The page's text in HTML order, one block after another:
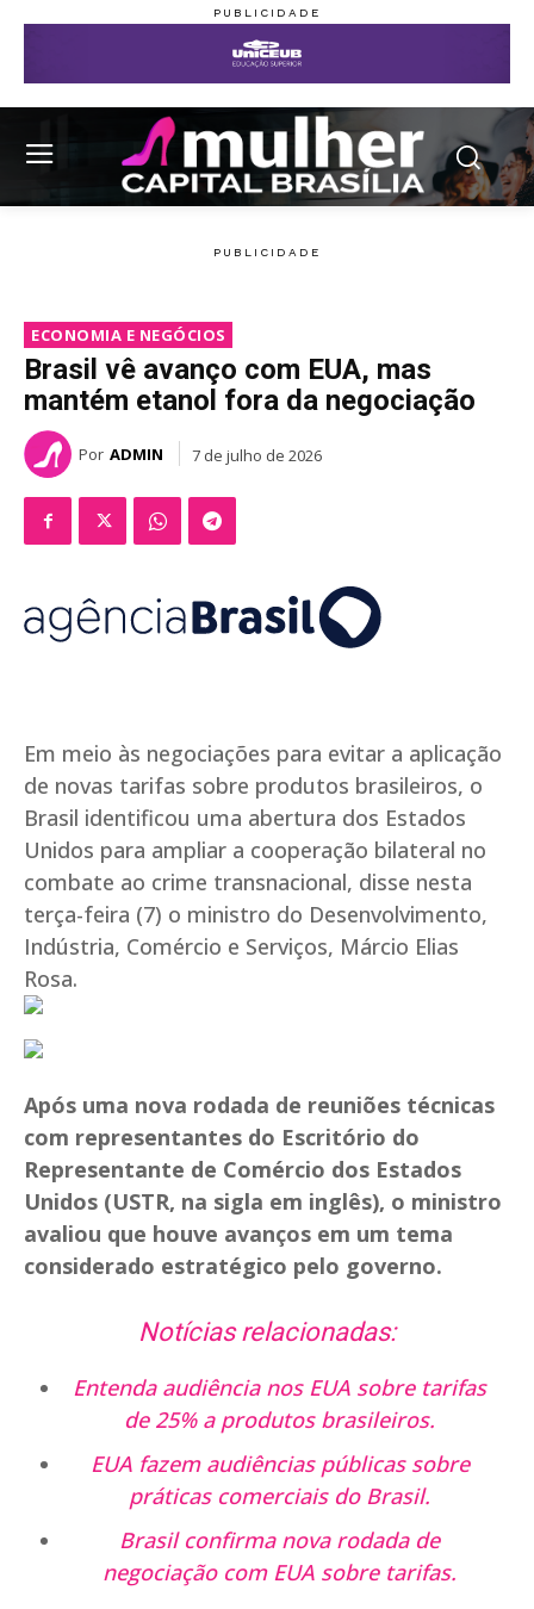
ECONOMIA E NEGÓCIOS
Brasil vê avanço com EUA, mas
mantém etanol fora da negociação
Por ADMIN 7 de julho de 2026
Em meio às negociações para evitar a aplicação
de novas tarifas sobre produtos brasileiros, o
Brasil identificou uma abertura dos Estados
Unidos para ampliar a cooperação bilateral no
combate ao crime transnacional, disse nesta
terça-feira (7) o ministro do Desenvolvimento,
Indústria, Comércio e Serviços, Márcio Elias
Rosa.
Após uma nova rodada de reuniões técnicas
com representantes do Escritório do
Representante de Comércio dos Estados
Unidos (USTR, na sigla em inglês), o ministro
avaliou que houve avanços em um tema
considerado estratégico pelo governo.
Notícias relacionadas:
Entenda audiência nos EUA sobre tarifas
de 25% a produtos brasileiros.
EUA fazem audiências públicas sobre
práticas comerciais do Brasil.
Brasil confirma nova rodada de
negociação com EUA sobre tarifas.